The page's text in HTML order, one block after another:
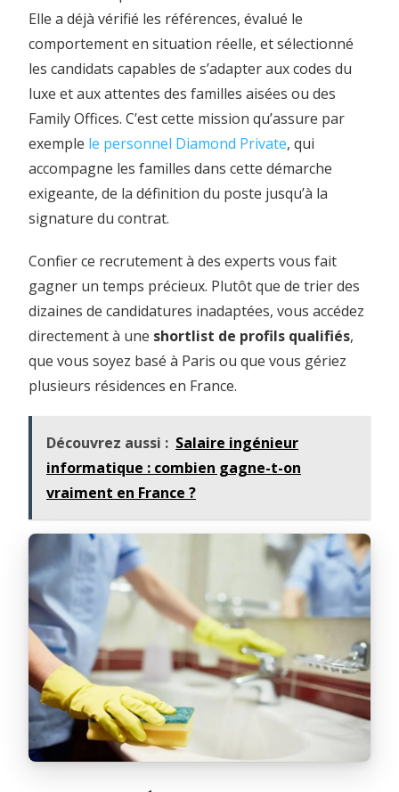
Elle a déjà vérifié les références, évalué le
comportement en situation réelle, et sélectionné
les candidats capables de s’adapter aux codes du
luxe et aux attentes des familles aisées ou des
Family Offices. C’est cette mission qu’assure par
exemple le personnel Diamond Private, qui
accompagne les familles dans cette démarche
exigeante, de la définition du poste jusqu’à la
signature du contrat.
Confier ce recrutement à des experts vous fait
gagner un temps précieux. Plutôt que de trier des
dizaines de candidatures inadaptées, vous accédez
directement à une shortlist de profils qualifiés,
que vous soyez basé à Paris ou que vous gériez
plusieurs résidences en France.
Découvrez aussi : Salaire ingénieur
informatique : combien gagne-t-on
vraiment en France ?